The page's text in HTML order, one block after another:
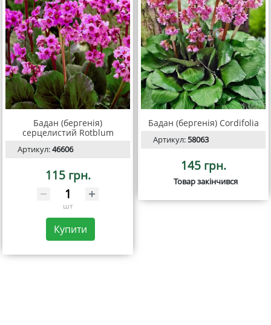
Бадан (бергенія)
серцелистий Rotblum
Артикул:46606
115 грн.
шт
Купити
Бадан (бергенія) Cordifolia
Артикул:58063
145 грн.
Товар закінчився